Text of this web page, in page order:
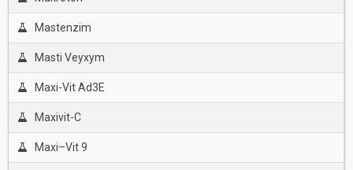
Mastenzim
Masti Veyxym
Maxi-Vit Ad3E
Maxivit-C
Maxi–Vit 9